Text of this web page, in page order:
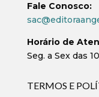
Fale Conosco:
Horário de
Seg. a Sex das
TERMOS E